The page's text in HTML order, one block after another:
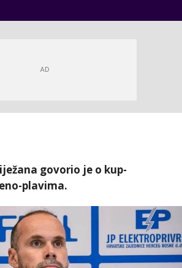
govorio je o kup-
plavima.